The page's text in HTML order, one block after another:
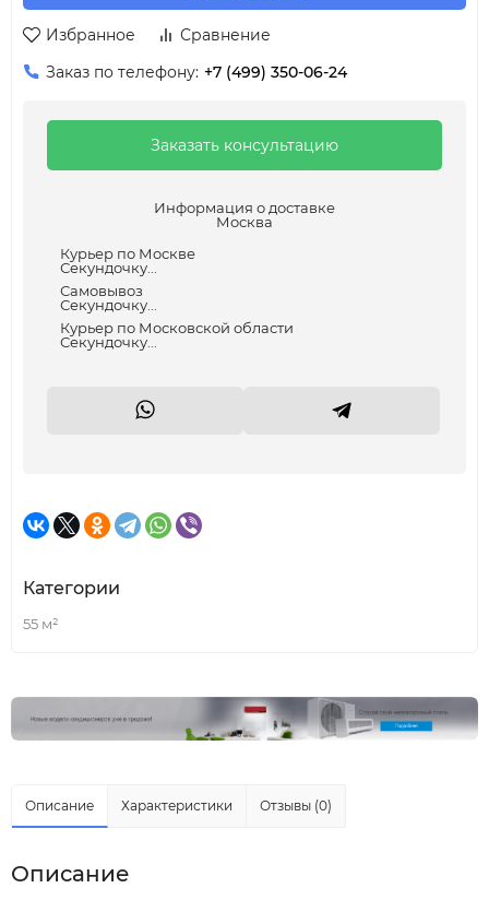
Избранное
Сравнение
Заказ по телефону: +7 (499) 350-06-24
Заказать консультацию
Информация о доставке
Москва
Курьер по Москве
Секундочку...
Самовывоз
Секундочку...
Курьер по Московской области
Секундочку...
Категории
55 м²
Описание Характеристики Отзывы (0)
Описание